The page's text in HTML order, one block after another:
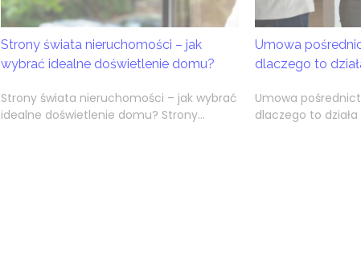
Strony świata nieruchomości – jak
wybrać idealne doświetlenie domu?
Strony świata nieruchomości – jak wybrać
idealne doświetlenie domu? Strony...
Umowa
dlaczego to
Umowa
dlaczego to działa